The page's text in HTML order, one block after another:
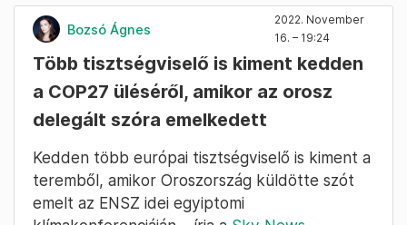
Bozsó Ágnes
2022. November
16. – 19:24
Több tisztségviselő is kiment kedden
a COP27 üléséről, amikor az orosz
delegált szóra emelkedett
Kedden több európai tisztségviselő is kiment a
teremből, amikor Oroszország küldötte szót
emelt az ENSZ idei egyiptomi